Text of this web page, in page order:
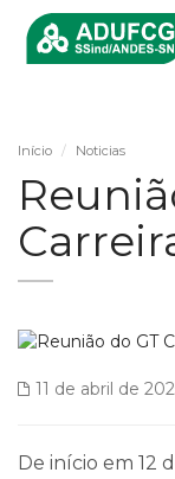
Início Noticias
11 de abril de
De início em 12